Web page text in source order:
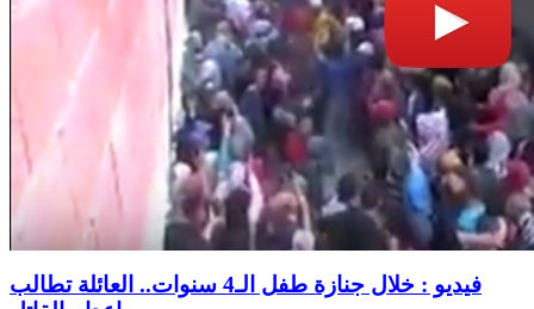
فيديو : خلال جنازة طفل الـ4 سنوات.. العائلة تطالب